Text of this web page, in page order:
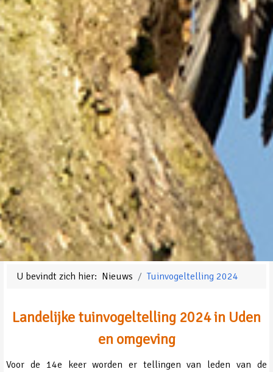
U bevindt zich hier: Nieuws Tuinvogeltelling 2024
Landelijke tuinvogeltelling 2024 in Uden
en omgeving
Voor de 14e keer worden er tellingen van leden van de